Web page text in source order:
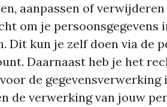
aanpassen of verwijderen
om je
Dit kun je zelf doen via de
Daarnaast heb je het
de
de verwerking van jouw